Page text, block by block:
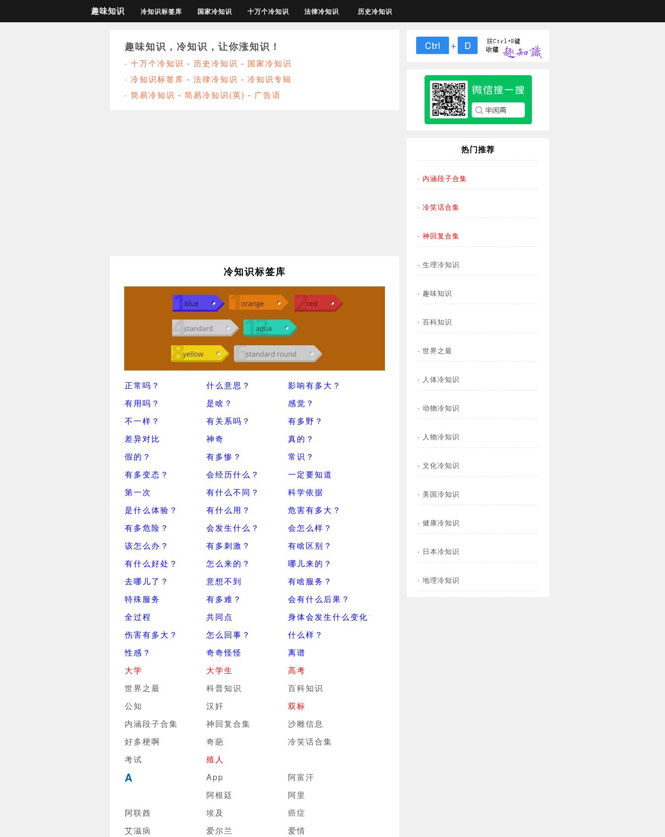
趣味知识 冷知识标签库 国家冷知识 十万个冷知识 法律冷知识 历史冷知识
趣味知识，冷知识，让你涨知识！
· 十万个冷知识 - 历史冷知识 - 国家冷知识
· 冷知识标签库 - 法律冷知识 - 冷知识专辑
· 简易冷知识 - 简易冷知识(英) - 广告语
冷知识标签库
正常吗？ 什么意思？
影响有多大？
有用吗？
是啥？
感觉？
不一样？
有关系吗？
有多野？
差异对比
神奇
真的？
假的？
有多惨？
常识？
有多变态？
会经历什么？
一定要知道
第一次
有什么不同？
科学依据
是什么体验？
有什么用？
危害有多大？
有多危险？
会发生什么？
会怎么样？
该怎么办？
有多刺激？
有啥区别？
有什么好处？
怎么来的？
哪儿来的？
去哪儿了？
意想不到
有啥服务？
特殊服务
有多难？
会有什么后果？
全过程
共同点
身体会发生什么变化？
伤害有多大？
怎么回事？
什么样？
性感？
奇奇怪怪
离谱
大学
大学生
高考
世界之最
科普知识
百科知识
公知
汉奸
双标
内涵段子合集
神回复合集
沙雕信息
好多梗啊
奇葩
冷笑话合集
考试
殖人
A App
阿富汗
阿根廷
阿里
阿联酋
埃及
癌症
艾滋病
爱尔兰
爱情
热门推荐
· 内涵段子合集
· 冷笑话合集
· 神回复合集
· 生理冷知识
· 趣味知识
· 百科知识
· 世界之最
· 人体冷知识
· 动物冷知识
· 人物冷知识
· 文化冷知识
· 美国冷知识
· 健康冷知识
· 日本冷知识
· 地理冷知识